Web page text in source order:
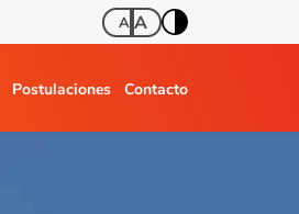
A A
Postulaciones Contacto